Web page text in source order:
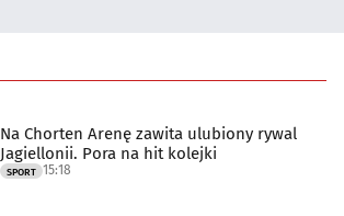
Na Chorten Arenę zawita ulubiony rywal
Jagiellonii. Pora na hit kolejki
SPORT 15:18